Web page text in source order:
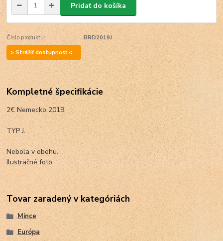
Pridať do košíka
Číslo produktu:
BRD2019J
> Strážiť dostupnosť <
Kompletné špecifikácie
2€ Nemecko 2019
TYP J.
Nebola v obehu.
Ilustračné foto.
Tovar zaradený v kategóriách
Mince
Európa